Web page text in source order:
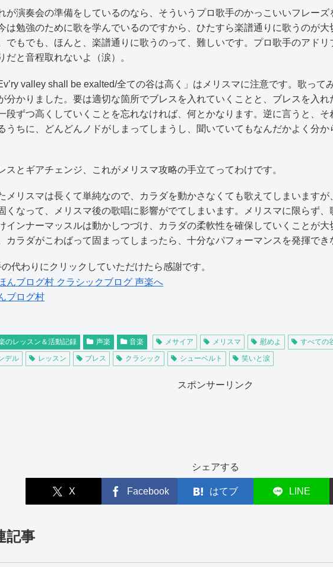
が演奏会の準備をしているのなら、そういうプロ歌手のかっこいいフレーズ
は勉強のために歌を学んでいるのですから、ひたすら楽譜通りに歌うのが大
でもでも、ほんと、楽譜通りに歌うのって、難しいです。プロ歌手のアド
だと音程取れないよ（涙）。
valley shall be exalted/全ての谷は高く」はメリスマに注意です。歌って
分かりました。要は適切な箇所でブレスを入れていくことと、ブレスを入
段ずつ高くしていくことを忘れなければ、何とかなります。逆に言うと、
うちに、どんどんノドがしまってしまうし、聞いていてもなんだかよく分か
スとギアチェンジ、これがメリスマ攻略の手立てってわけです。
メリスマは長くて単純なので、カラダを動かさなくても歌えてしまいますが
くなって、メリスマ後の歌唱に影響がでてしまいます。メリスマに限らず
インナーマッスルは動かしつづけ、カラダの柔軟性を確保していくことが
カラダがこわばって固まってしまったら、十分なパフォーマンスを発揮でき
の代わりにクリックしていただけたら感謝です。
ブログ村
のレッスン＆活動記録 声楽 音楽 メサイア メリスマ 慰めよ すべての
デル
レッスン ブレス クラシック シューベルト 笑いと涙
スポンサーリンク
シェアする
X Facebook はてブ LINE
記事